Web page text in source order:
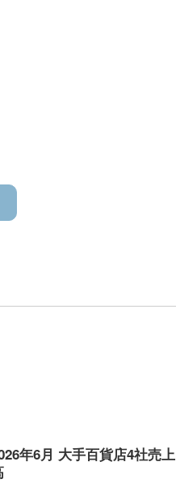
年6月 大手百貨店4社売上